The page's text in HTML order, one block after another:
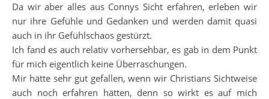
Da wir aber alles aus Connys Sicht erfahren, erleben wir
nur ihre Gefühle und Gedanken und werden damit quasi
auch in ihr Gefühlschaos gestürzt.
Ich fand es auch relativ vorhersehbar, es gab in dem Punkt
für mich eigentlich keine Überraschungen.
Mir hätte sehr gut gefallen, wenn wir Christians Sichtweise
auch noch erfahren hätten, denn so wirkt es auf mich